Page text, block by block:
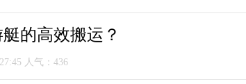
的高效搬运？
人气：436